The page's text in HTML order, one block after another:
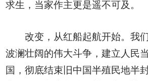
求生，当家作主更是遥不可及。
改变，从红船起航开始。我
波澜壮阔的伟大斗争，建立人民
国，彻底结束旧中国半殖民地半